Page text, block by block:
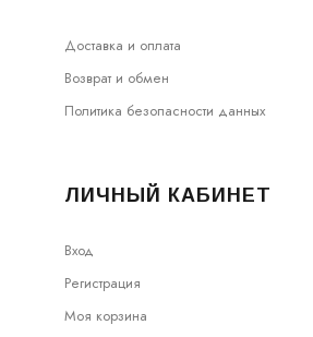
Доставка и оплата
Возврат и обмен
Политика безопасности данных
ЛИЧНЫЙ КАБИНЕТ
Вход
Регистрация
Моя корзина